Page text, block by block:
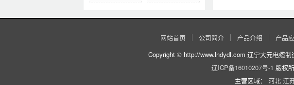
网站首页 公司简介 产品介绍 产品
Copyright © http://www.lndydl.com 辽宁大元电缆制
辽ICP备16010207号-1 版权
主营区域： 河北 江